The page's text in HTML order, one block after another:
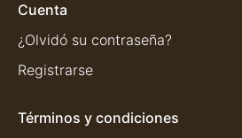
Cuenta
¿Olvidó su contraseña?
Registrarse
Términos y condiciones